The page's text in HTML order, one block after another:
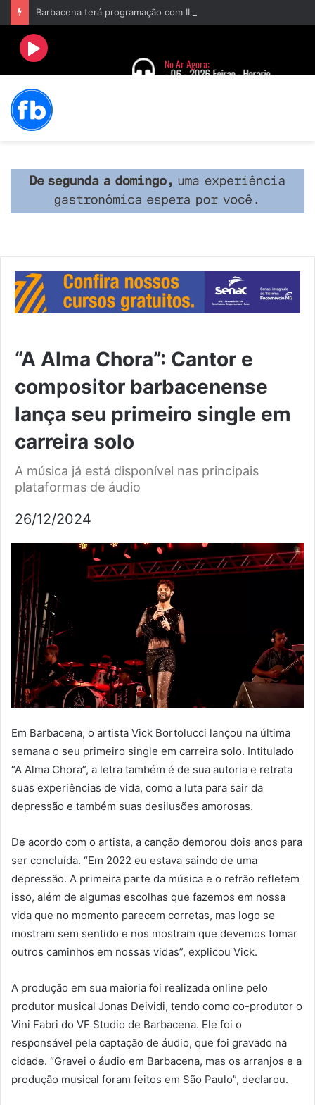
“A Alma Chora”: Cantor e
compositor barbacenense
lança seu primeiro single em
carreira solo
A música já está disponível nas principais
plataformas de áudio
26/12/2024
Em Barbacena, o artista Vick Bortolucci lançou na última
semana o seu primeiro single em carreira solo. Intitulado
“A Alma Chora”, a letra também é de sua autoria e retrata
suas experiências de vida, como a luta para sair da
depressão e também suas desilusões amorosas.
De acordo com o artista, a canção demorou dois anos para
ser concluída. “Em 2022 eu estava saindo de uma
depressão. A primeira parte da música e o refrão refletem
isso, além de algumas escolhas que fazemos em nossa
vida que no momento parecem corretas, mas logo se
mostram sem sentido e nos mostram que devemos tomar
outros caminhos em nossas vidas”, explicou Vick.
A produção em sua maioria foi realizada online pelo
produtor musical Jonas Deividi, tendo como co-produtor o
Vini Fabri do VF Studio de Barbacena. Ele foi o
responsável pela captação de áudio, que foi gravado na
cidade. “Gravei o áudio em Barbacena, mas os arranjos e a
produção musical foram feitos em São Paulo”, declarou.